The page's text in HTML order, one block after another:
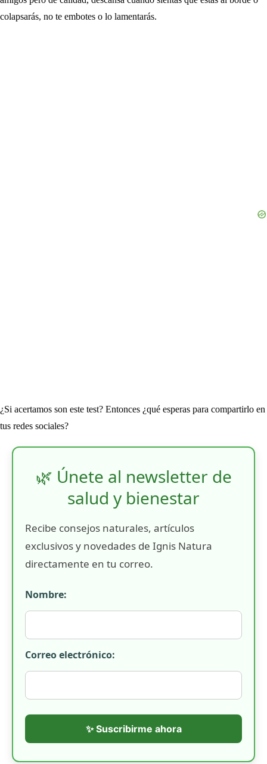
colapsarás, no te embotes o lo lamentarás.
¿Si acertamos son este test? Entonces ¿qué esperas para compartirlo en
tus redes sociales?
🌿 Únete al newsletter de
salud y bienestar
Recibe consejos naturales, artículos
exclusivos y novedades de Ignis Natura
directamente en tu correo.
Nombre:
Correo electrónico:
✨ Suscribirme ahora